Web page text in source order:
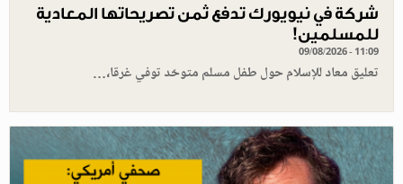
شركة في نيويورك تدفع ثمن تصريحاتها المعادية
للمسلمين!
09/08/2026 - 11:09
تعليق معاد للإسلام حول طفل مسلم متوحّد توفي غرقا،…